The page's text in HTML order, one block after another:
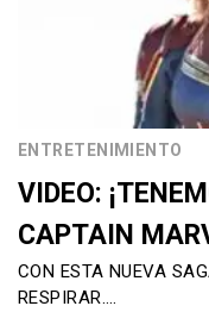
ENTRETENIMIENTO
VIDEO:
CAPTAIN
CON ESTA NUEVA
RESPIRAR….